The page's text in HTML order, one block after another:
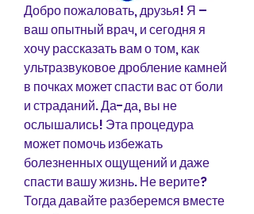
Добро пожаловать, друзья! Я –
ваш опытный врач, и сегодня я
хочу рассказать вам о том, как
ультразвуковое дробление камней
в почках может спасти вас от боли
и страданий. Да-да, вы не
ослышались! Эта процедура
может помочь избежать
болезненных ощущений и даже
спасти вашу жизнь. Не верите?
Тогда давайте разберемся вместе